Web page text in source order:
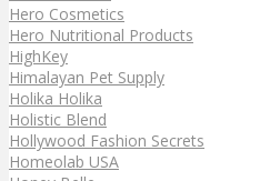
Hero Cosmetics
Hero Nutritional Products
HighKey
Himalayan Pet Supply
Holika Holika
Holistic Blend
Hollywood Fashion Secrets
Homeolab USA